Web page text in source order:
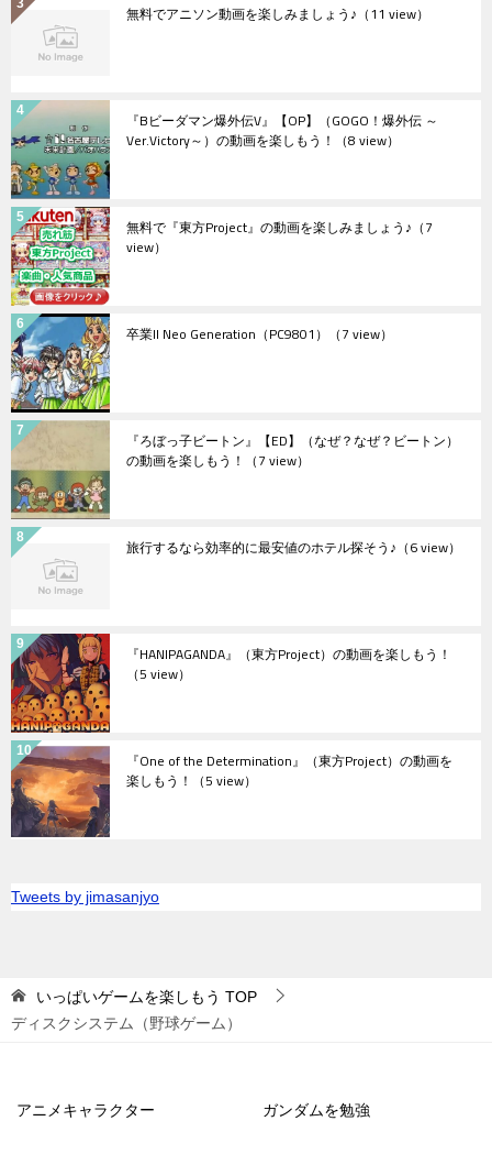
無料でアニソン動画を楽しみましょう♪ （11 view）
『Bビーダマン爆外伝V』【OP】（GOGO！爆外伝 ～
Ver.Victory～）の動画を楽しもう！ （8 view）
無料で『東方Project』の動画を楽しみましょう♪ （7
view）
卒業II Neo Generation（PC9801） （7 view）
『ろぼっ子ビートン』【ED】（なぜ？なぜ？ビートン）
の動画を楽しもう！ （7 view）
旅行するなら効率的に最安値のホテル探そう♪ （6 view）
『HANIPAGANDA』（東方Project）の動画を楽しもう！
（5 view）
『One of the Determination』（東方Project）の動画を
楽しもう！ （5 view）
Tweets by jimasanjyo
いっぱいゲームを楽しもう TOP
ディスクシステム（野球ゲーム）
アニメキャラクター ガンダムを勉強